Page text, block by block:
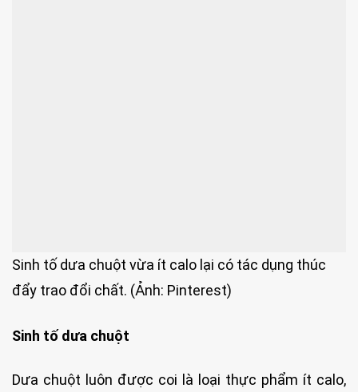
Sinh tố dưa chuột vừa ít calo lại có tác dụng thúc
đẩy trao đổi chất. (Ảnh: Pinterest)
Sinh tố dưa chuột
Dưa chuột luôn được coi là loại thực phẩm ít calo,